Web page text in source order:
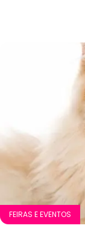
FEIRAS E EVENTOS